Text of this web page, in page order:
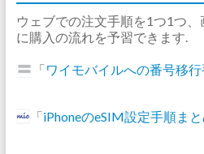
ウェブでの注文手順を1つ1つ
に購入の流れを予習できます.
「ワイモバイルへの番号移
「iPhoneのeSIM設定手順ま